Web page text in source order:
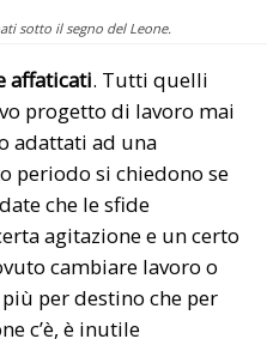
sotto il segno del Leone.
affaticati. Tutti quelli
progetto di lavoro mai
adattati ad una
periodo si chiedono se
che le sfide
agitazione e un certo
cambiare lavoro o
per destino che per
c’è, è inutile